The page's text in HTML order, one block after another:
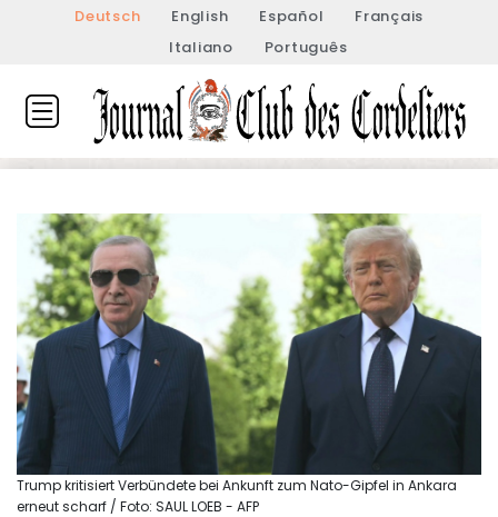
Deutsch English Español
Français
Italiano
Português
Trump kritisiert Verbündete bei Ankunft zum Nato-Gipfel in Ankara
erneut scharf / Foto: SAUL LOEB - AFP